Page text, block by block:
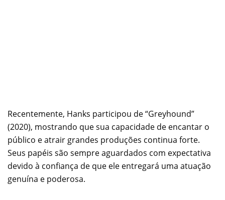
Recentemente, Hanks participou de “Greyhound”
(2020), mostrando que sua capacidade de encantar o
público e atrair grandes produções continua forte.
Seus papéis são sempre aguardados com expectativa
devido à confiança de que ele entregará uma atuação
genuína e poderosa.